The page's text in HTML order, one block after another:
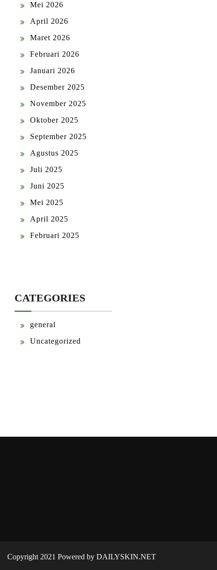
Mei 2026
April 2026
Maret 2026
Februari 2026
Januari 2026
Desember 2025
November 2025
Oktober 2025
September 2025
Agustus 2025
Juli 2025
Juni 2025
Mei 2025
April 2025
Februari 2025
CATEGORIES
general
Uncategorized
Copyright 2021 Powered by DAILYSKIN.NET